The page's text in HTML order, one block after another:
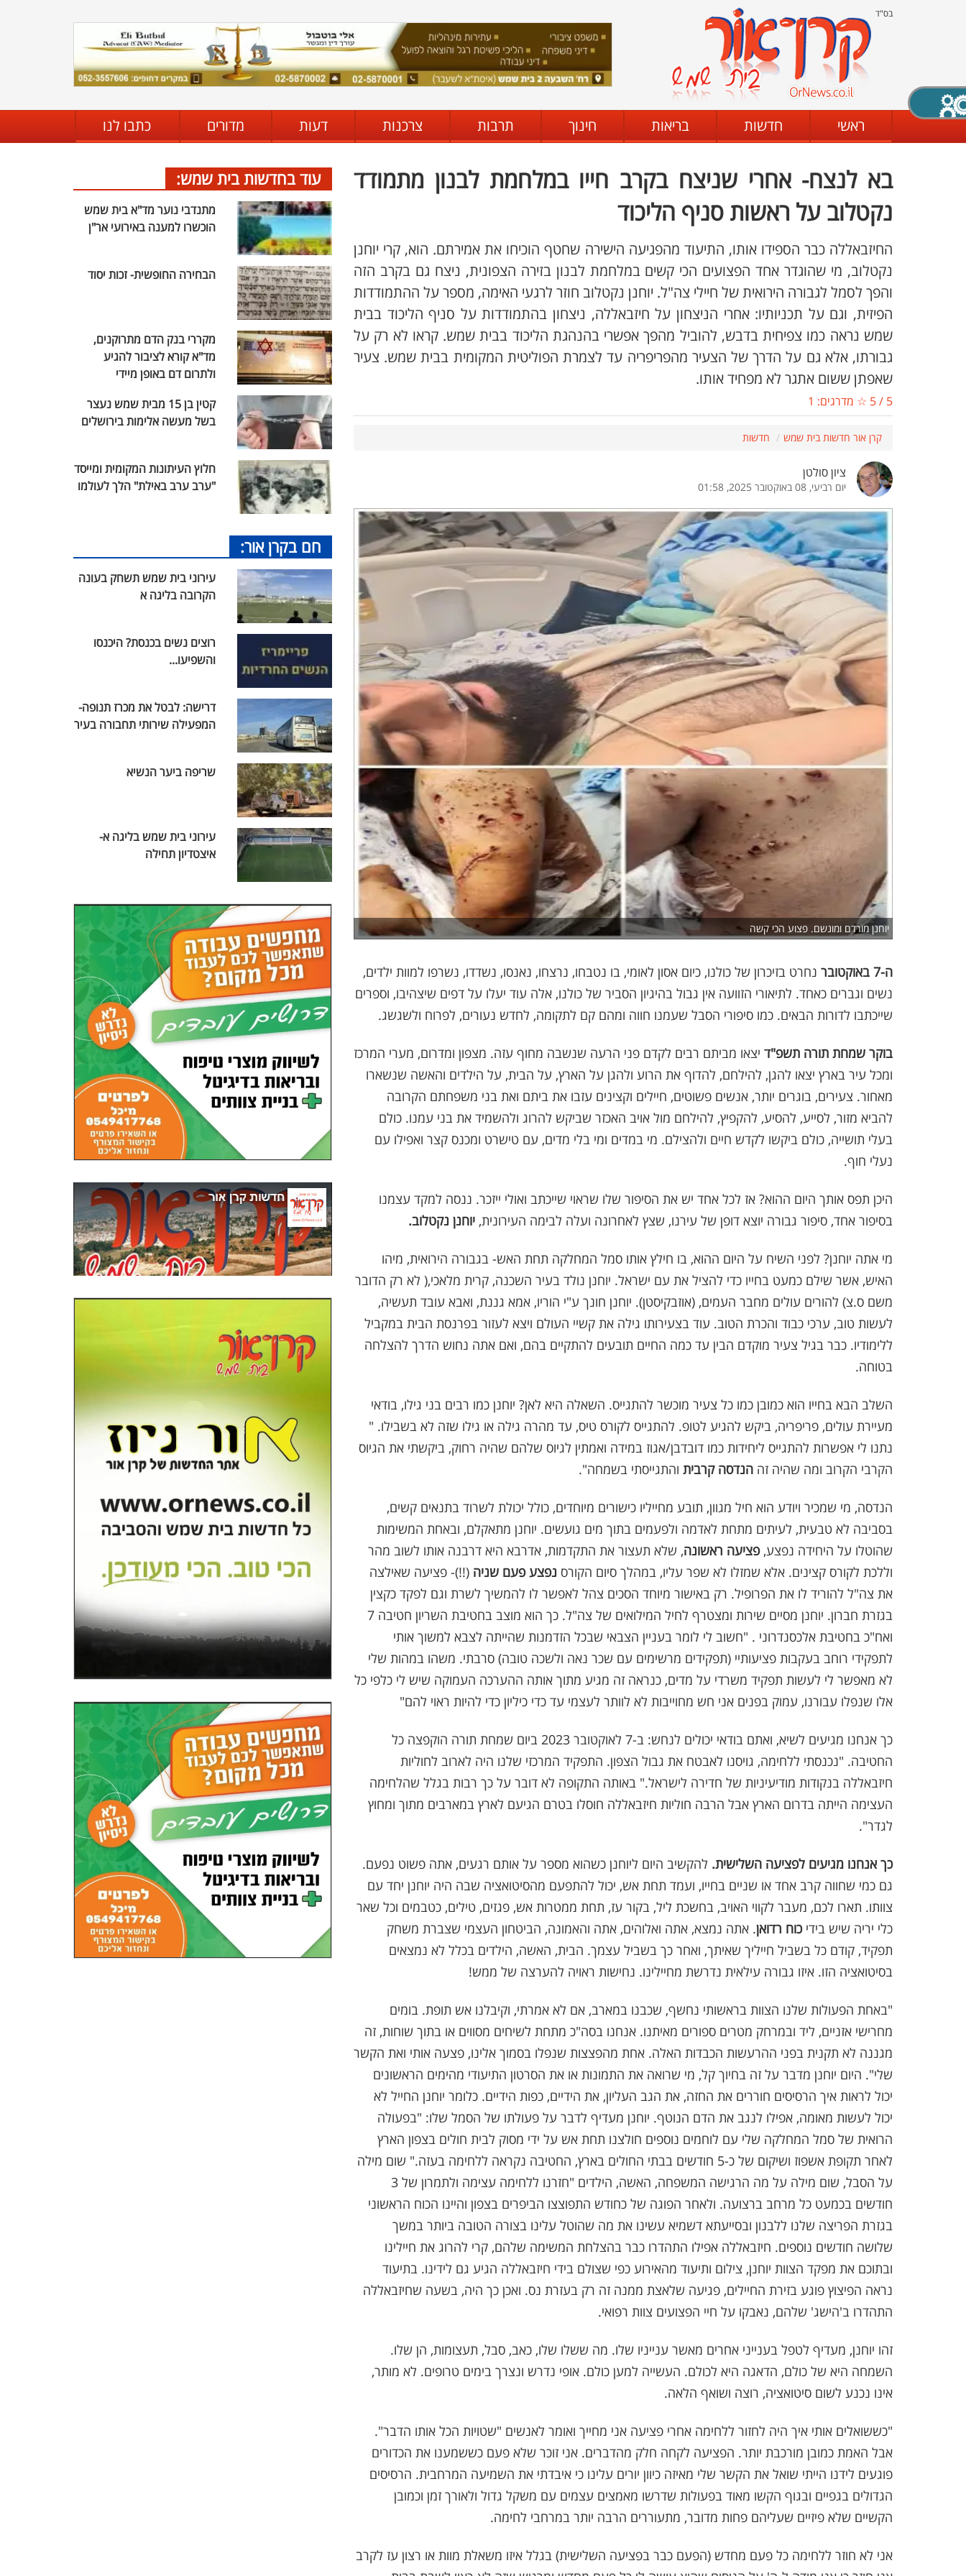
בס"ד
ראשי חדשות בריאות חינוך תרבות צרכנות דעות מדורים כתבו לנו
בא לנצח- אחרי שניצח בקרב חייו במלחמת לבנון מתמודד
נקטלוב על ראשות סניף הליכוד
החיזבאללה כבר הספידו אותו, התיעוד מהפגיעה הישירה שחטף הוכיחו את אמירתם. הוא, קרי יוחנן
נקטלוב, מי שהוגדר אחד הפצועים הכי קשים במלחמת לבנון בזירה הצפונית, ניצח גם בקרב הזה
והפך לסמל לגבורה הירואית של חיילי צה"ל. יוחנן נקטלוב חוזר לרגעי האימה, מספר על ההתמודדות
הפיזית, וגם על תכניותיו: אחרי הניצחון על חיזבאללה, ניצחון בהתמודדות על סניף הליכוד בבית
שמש נראה כמו צפיחית בדבש, להוביל מהפך אפשרי בהנהגת הליכוד בבית שמש. קראו לא רק על
גבורתו, אלא גם על הדרך של הצעיר מהפריפריה עד לצמרת הפוליטית המקומית בבית שמש. צעיר
שאפתן ששום אתגר לא מפחיד אותו.
5
/
5 ☆ מדרגים: 1
קרן אור חדשות בית שמש חדשות
ציון סולטן
יום רביעי, 08 באוקטובר 2025, 01:58
יוחנן מורדם ומונשם. פצוע הכי קשה
ה-7 באוקטובר
נחרט בזיכרון של כולנו, כיום אסון לאומי, בו נטבחו, נרצחו, נאנסו, נשדדו, נשרפו למוות ילדים,
נשים וגברים כאחד. לתיאורי הזוועה אין גבול בהיגיון הסביר של כולנו, אלה עוד יעלו על דפים שיצהיבו, וספרים
שייכתבו לדורות הבאים. כמו סיפורי הסבל שעמנו חווה ומהם קם לתקומה, לחדש נעורים, לפרוח ולשגשג.
בוקר שמחת תורה תשפ"ד יצאו מביתם רבים לקדם פני הרעה שנשבה מחוף עזה. מצפון ומדרום, מערי המרכז
ומכל עיר בארץ יצאו להגן, להילחם, להדוף את הרוע ולהגן על הארץ, על הבית, על הילדים והאשה שנשארו
מאחור. צעירים, בוגרים יותר, אנשים פשוטים, חיילים וקצינים עזבו את ביתם ואת בני משפחתם הקרובה
להביא מזור, לסייע, להסיע, להקפיץ, להילחם מול אויב האכזר שביקש להרוג ולהשמיד את בני עמנו. כולם
בעלי תושייה, כולם ביקשו לקדש חיים ולהצילם. מי במדים ומי בלי מדים, עם טישרט ומכנס קצר ואפילו עם
נעלי חוף.
היכן תפס אותך היום ההוא? אז לכל אחד יש את הסיפור שלו שראוי שייכתב ואולי ייזכר. ננסה למקד עצמנו
בסיפור אחד, סיפור גבורה יוצא דופן של עירנו, שצץ לאחרונה ועלה לבימה העירונית, יוחנן נקטלוב.
מי אתה יוחנן? לפני השיח על היום ההוא, בו חילץ אותו סמל המחלקה תחת האש- בגבורה הירואית, מיהו
האיש, אשר שילם כמעט בחייו כדי להציל את עם ישראל. יוחנן נולד בעיר השכנה, קרית מלאכי,( לא רק הדובר
משם ס.צ) להורים עולים מחבר העמים, (אוזבקיסטן). יוחנן חונך ע"י הוריו, אמא גננת, ואבא עובד תעשיה,
לעשות טוב, ערכי כבוד והכרת הטוב. עוד בצעירותו גילה את קשיי העולם ויצא לעזור בפרנסת הבית במקביל
ללימודיו. כבר בגיל צעיר מוקדם הבין עד כמה החיים תובעים להתקיים בהם, ואם אתה נחוש הדרך להצלחה
בטוחה.
השלב הבא בחייו הוא כמובן כמו כל צעיר מוכשר להתגייס. השאלה היא לאן? יוחנן כמו רבים בני גילו, בודאי
מעיירת עולים, פריפריה, ביקש להגיע לטופ. להתגייס לקורס טיס, עד מהרה גילה או גילו שזה לא בשבילו. "
נתנו לי אפשרות להתגייס ליחידות כמו דובדבן/אגוז במידה ואמתין לגיוס שלהם שהיה רחוק, ביקשתי את הגיוס
הקרבי הקרוב ומה שהיה זה הנדסה קרבית והתגייסתי בשמחה".
הנדסה, מי שמכיר ויודע הוא חיל מגוון, תובע מחייליו כישורים מיוחדים, כולל יכולת לשרוד בתנאים קשים,
בסביבה לא טבעית, לעיתים מתחת לאדמה ולפעמים בתוך מים גועשים. יוחנן מתאקלם, ובאחת המשימות
שהוטלו על היחידה נפצע,פציעה ראשונה, שלא תעצור את התקדמות, אדרבא היא דרבנה אותו לשוב מהר
וללכת לקורס קצינים. אלא שמזלו לא שפר עליו, במהלך סיום הקורס נפצע פעם שניה (!!)- פציעה שאילצה
את צה"ל להוריד לו את הפרופיל. רק באישור מיוחד הסכים צהל לאפשר לו להמשיך לשרת וגם לפקד כקצין
בגזרת חברון. יוחנן מסיים שירות ומצטרף לחיל המילואים של צה"ל. כך הוא מוצב בחטיבת השריון חטיבה 7
ואח"כ בחטיבת אלכסנדרוני . "חשוב לי לומר בעניין הצבאי שבכל הזדמנות שהייתה לצבא למשוך אותי
לתפקידי רוחב בעקבות פציעותיי (תפקידים מרשימים עם שכר נאה ולשכה טובה) סרבתי. משהו במהות שלי
לא מאפשר לי לעשות תפקיד משרדי על מדים, כנראה זה מגיע מתוך אותה ההערכה העמוקה שיש לי כלפי כל
אלו שנפלו עבורנו, עמוק בפנים אני חש מחוייבות לא לוותר לעצמי עד כדי כיליון כדי להיות ראוי להם"
כך אנחנו מגיעים לשיא, ואתם בודאי יכולים לנחש: ב-7 לאוקטובר 2023 ביום שמחת תורה הוקפצה כל
החטיבה. "נכנסתי ללחימה, גויסנו לאבטח את גבול הצפון. התפקיד המרכזי שלנו היה לארוב לחוליות
חיזבאללה בנקודות מודיעיניות של חדירה לישראל." באותה התקופה לא דובר על כך רבות בגלל שהלחימה
העצימה הייתה בדרום הארץ אבל הרבה חוליות חיזבאללה חוסלו בטרם הגיעם לארץ במארבים מתוך ומחוץ
לגדר".
כך אנחנו מגיעים לפציעה השלישית. להקשיב היום ליוחנן כשהוא מספר על אותם רגעים, אתה פשוט נפעם.
גם כמי שחווה קרב אחד או שניים בחייו, ועמד תחת אש, יכול להתפעם מהסיטואציה שבה היה יוחנן יחד עם
צוותו. תארו לכם, מעבר לקווי האויב, בחשכת ליל, בקור עז, תחת ממטרות אש, פגזים, טילים, כטבמים וכל שאר
כלי יריה שיש בידיכוח רדואן. אתה נמצא, אתה ואלוהים, אתה והאמונה, הביטחון העצמי שצברת משחק
תפקיד, קודם כל בשביל חייליך שאיתך, ואחר כך בשביל עצמך. הבית, האשה, הילדים בכלל לא נמצאים
בסיטואציה הזו. איזו גבורה עילאית נדרשת מחיילינו. נחישות ראויה להערצה של ממש!
"באחת הפעולות שלנו הצוות בראשותי נחשף, שכבנו במארב, אם לא אמרתי, וקיבלנו אש תופת. בומים
מחרישי אזניים, ליד ובמרחק מטרים ספורים מאיתנו. אנחנו בסה"כ מתחת לשיחים מסווים או בתוך שוחות, זה
מגננה לא תקנית בפני ההרעשות הכבדות האלה. אחת מהפצצות שנפלו בסמוך אלינו, פצעה אותי ואת הקשר
שלי". היום יוחנן מדבר על זה בחיוך קל, מי שרואה את התמונות או את הסרטון התיעודי מהימים הראשונים
יכול לראות איך הרסיסים חוררים את החזה, את הגב העליון, את הידיים, כפות הידיים. כלומר יוחנן החייל לא
יכול לעשות מאומה, אפילו לנגב את הדם הנוטף. יוחנן מעדיף לדבר על פעולתו של הסמל שלו: "בפעולה
הרואית של סמל המחלקה שלי עם לוחמים נוספים חולצנו תחת אש על ידי מסוק לבית חולים בצפון הארץ
לאחר תקופת אשפוז ושיקום של כ-5 חודשים בבתי החולים בארץ, החטיבה נקראה ללחימה בעזה." שום מילה
על הסבל, שום מילה על מה הרגישה המשפחה, האשה, הילדים "חזרנו ללחימה עצימה ולתמרון של 3
חודשים בכמעט כל מרחב ברצועה. ולאחר הפוגה של כחודש התפוצצו הביפרים בצפון והיינו הכוח הראשוני
בגזרת הפריצה שלנו ללבנון ובסייעתא דשמיא עשינו את מה שהוטל עלינו בצורה הטובה ביותר במשך
שלושה חודשים נוספים. חיזבאללה אפילו התהדרו כבר בהצלחת המשימה שלהם, קרי להרוג את חיילינו
ובתוכם את מפקד הצוות יוחנן, צילום ותיעוד מהאירוע כפי שצולם בידי חיזבאללה הגיע גם לידינו. בתיעוד
נראה הפיצוץ פוגע בזירת החיילים, פגיעה שלאצת ממנה זה רק בעזרת נס. ואכן כך היה, בשעה שחיזבאללה
התהדרו ב'הישג' שלהם, נאבקו על חיי הפצועים צוות רפואי.
זהו יוחנן, מעדיף לטפל בענייני אחרים מאשר ענייניו שלו. מה ששלו שלו, כאב, סבל, תעצומות, הן שלו.
השמחה היא של כולם, הדאגה היא לכולם. העשייה למען כולם. אופי נדרש ונצרך בימים טרופים. לא מותר,
אינו נכנע לשום סיטואציה, רוצה ושואף הלאה.
"כששואלים אותי איך היה לחזור ללחימה אחרי פציעה אני מחייך ואומר לאנשים "שטויות הכל אותו הדבר".
אבל האמת כמובן מורכבת יותר. הפציעה לקחה חלק מהדברים. אני זוכר שלא פעם כששמענו את הכדורים
פוגעים לידנו הייתי שואל את הקשר שלי מאיזה כיוון יורים עלינו כי איבדתי את השמיעה המרחבית. הרסיסים
הגדולים בגפיים ובגוף הקשו מאוד בפעולות שדרשו מאמצים עצמים עם משקל גדול ולאורך זמן וכמובן
הקשיים שלא פיזיים שעליהם פחות מדובר, מתעוררים הרבה יותר במרחבי לחימה.
אני לא חוזר ללחימה כל פעם מחדש (הפעם כבר בפציעה השלישית) בגלל איזו משאלת מוות או רצון עז לקרב
עוד בחדשות בית שמש:
מתנדבי נוער מד"א בית שמש
הוכשרו למענה באירועי אר"ן
הבחירה החופשית- זכות יסוד
מקררי בנק הדם מתרוקנים,
מד"א קורא לציבור להגיע
ולתרום דם באופן מיידי
קטין בן 15 מבית שמש נעצר
בשל מעשה אלימות בירושלים
חלוץ העיתונות המקומית ומייסד
"ערב ערב באילת" הלך לעולמו
חם בקרן אור:
עירוני בית שמש תשחק בעונה
הקרובה בליגה א
רוצים נשים בכנסת? היכנסו
והשפיעו...
דרישה: לבטל את מכרז תנופה-
המפעילה שירותי תחבורה בעיר
שריפה ביער הנשיא
עירוני בית שמש בליגה א-
איצטדיון תחילה
X סגירה
מצב שחור - לבן קביעת ניגודיות
הדגשת כותרות
כיבוי הבהובים התאמת קריאה